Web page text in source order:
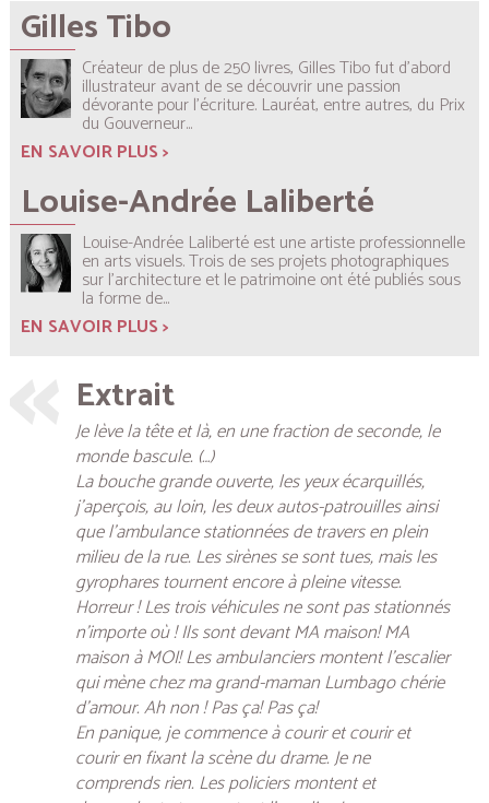
Gilles Tibo
Créateur de plus de 250 livres, Gilles Tibo fut d’abord
illustrateur avant de se découvrir une passion
dévorante pour l’écriture. Lauréat, entre autres, du Prix
du Gouverneur...
EN SAVOIR PLUS >
Louise-Andrée Laliberté
Louise-Andrée Laliberté est une artiste professionnelle
en arts visuels. Trois de ses projets photographiques
sur l’architecture et le patrimoine ont été publiés sous
la forme de...
EN SAVOIR PLUS >
Extrait
Je lève la tête et là, en une fraction de seconde, le
monde bascule. (…)
La bouche grande ouverte, les yeux écarquillés,
j’aperçois, au loin, les deux autos-patrouilles ainsi
que l’ambulance stationnées de travers en plein
milieu de la rue. Les sirènes se sont tues, mais les
gyrophares tournent encore à pleine vitesse.
Horreur ! Les trois véhicules ne sont pas stationnés
n’importe où ! Ils sont devant MA maison! MA
maison à MOI! Les ambulanciers montent l’escalier
qui mène chez ma grand-maman Lumbago chérie
d’amour. Ah non ! Pas ça! Pas ça!
En panique, je commence à courir et courir et
courir en fixant la scène du drame. Je ne
comprends rien. Les policiers montent et